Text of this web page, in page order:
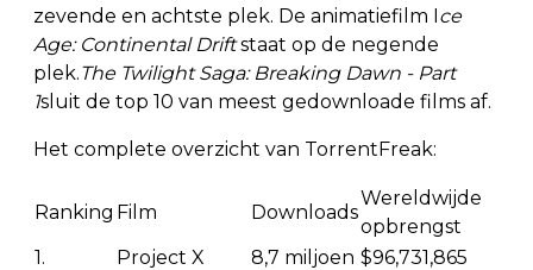
zevende en achtste plek. De animatiefilm Ice
Age: Continental Driftstaat op de negende
plek.The Twilight Saga: Breaking Dawn - Part
1sluit de top 10 van meest gedownloade films af.
Het complete overzicht van TorrentFreak:
Ranking Film Downloads
Wereldwijde
opbrengst
1.
Project X 8,7 miljoen $96,731,865